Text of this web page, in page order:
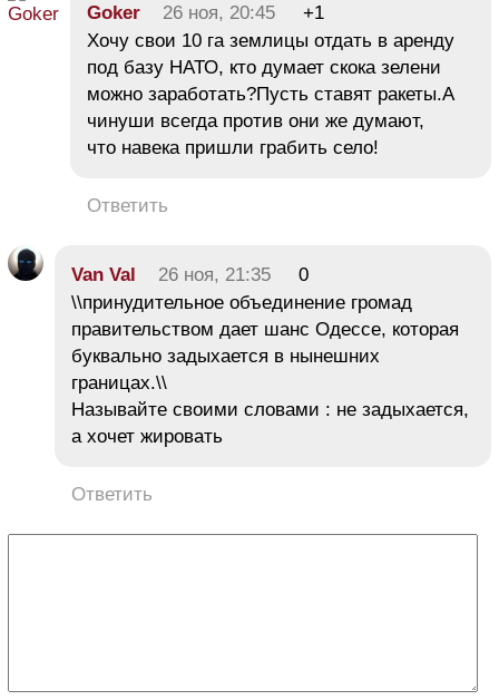
Goker 26 ноя, 20:45
+1
Хочу свои 10 га землицы отдать в аренду
под базу НАТО, кто думает скока зелени
можно заработать?Пусть ставят ракеты.А
чинуши всегда против они же думают,
что навека пришли грабить село!
Ответить
Van Val 26 ноя, 21:35
0
\\принудительное объединение громад
правительством дает шанс Одессе, которая
буквально задыхается в нынешних
границах.\\
Называйте своими словами : не задыхается,
а хочет жировать
Ответить